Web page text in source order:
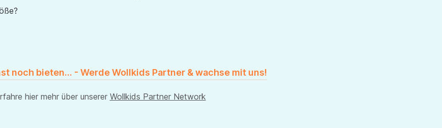
noch bieten... - Werde Wollkids Partner & wachse mit uns!
hier mehr über unserer Wollkids Partner Network